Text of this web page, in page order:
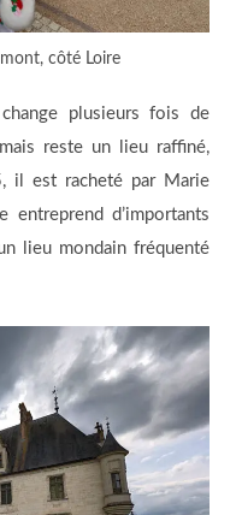
côté Loire
plusieurs fois de
reste un lieu raffiné,
il est racheté par Marie
d’importants
lieu mondain fréquenté